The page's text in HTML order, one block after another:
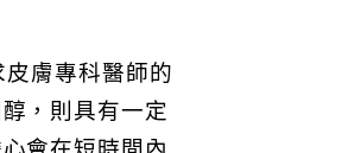
膚專科醫師的
，則具有一定